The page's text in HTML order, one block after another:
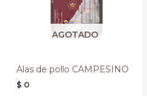
AGOTADO
Alas de pollo CAMPESINO
$ 0